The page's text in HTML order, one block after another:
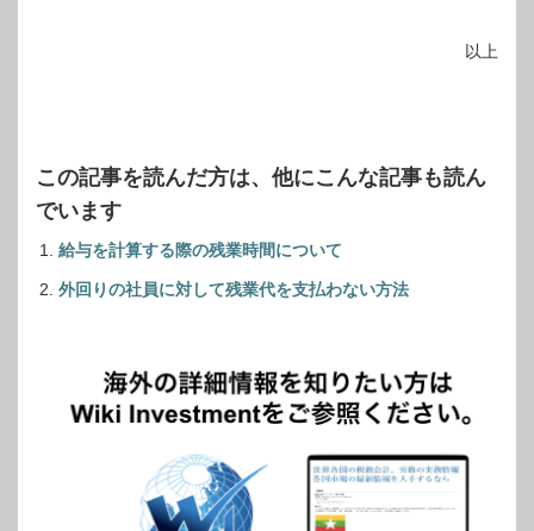
以上
この記事を読んだ方は、他にこんな記事も読ん
でいます
給与を計算する際の残業時間について
外回りの社員に対して残業代を支払わない方法